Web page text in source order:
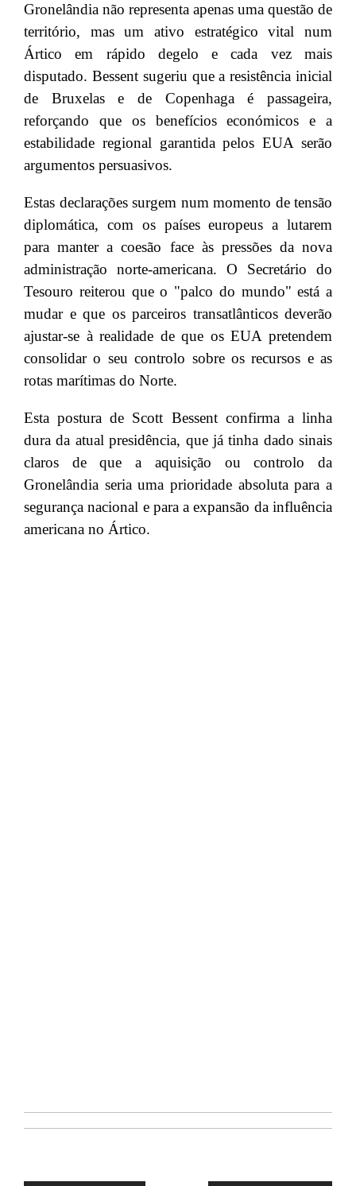
Gronelândia não representa apenas uma questão de
território, mas um ativo estratégico vital num
Ártico em rápido degelo e cada vez mais
disputado. Bessent sugeriu que a resistência inicial
de Bruxelas e de Copenhaga é passageira,
reforçando que os benefícios económicos e a
estabilidade regional garantida pelos EUA serão
argumentos persuasivos.
Estas declarações surgem num momento de tensão
diplomática, com os países europeus a lutarem
para manter a coesão face às pressões da nova
administração norte-americana. O Secretário do
Tesouro reiterou que o "palco do mundo" está a
mudar e que os parceiros transatlânticos deverão
ajustar-se à realidade de que os EUA pretendem
consolidar o seu controlo sobre os recursos e as
rotas marítimas do Norte.
Esta postura de Scott Bessent confirma a linha
dura da atual presidência, que já tinha dado sinais
claros de que a aquisição ou controlo da
Gronelândia seria uma prioridade absoluta para a
segurança nacional e para a expansão da influência
americana no Ártico.